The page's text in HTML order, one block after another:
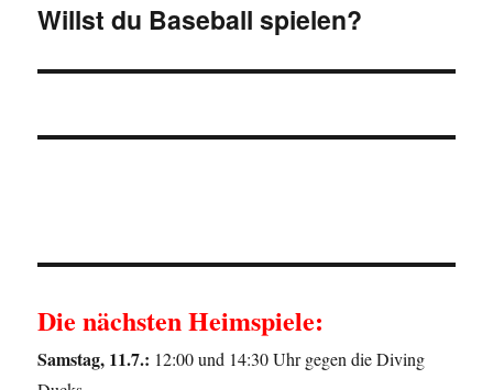
Nächster
Willst du Baseball spielen?
Die nächsten Heimspiele:
Samstag, 11.7.: 12:00 und 14:30 Uhr gegen die Diving